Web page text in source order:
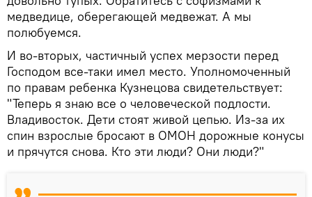
медведице, оберегающей медвежат. А мы
полюбуемся.
И во-вторых, частичный успех мерзости перед
Господом все-таки имел место. Уполномоченный
по правам ребенка Кузнецова свидетельствует:
"Теперь я знаю все о человеческой подлости.
Владивосток. Дети стоят живой цепью. Из-за их
спин взрослые бросают в ОМОН дорожные конусы
и прячутся снова. Кто эти люди? Они люди?"